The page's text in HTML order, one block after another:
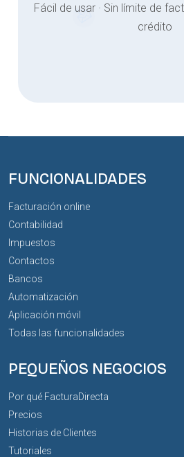
Fácil de usar · Sin límite de
crédito
FUNCIONALIDADES
Facturación online
Contabilidad
Impuestos
Contactos
Bancos
Automatización
Aplicación móvil
Todas las funcionalidades
PEQUEÑOS NEGOCIOS
Por qué FacturaDirecta
Precios
Historias de Clientes
Tutoriales